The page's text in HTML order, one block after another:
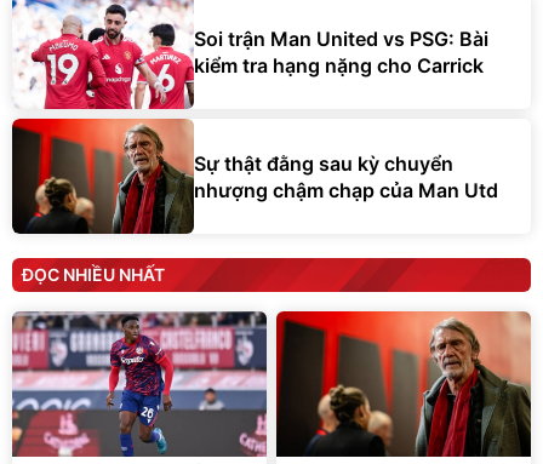
Soi trận Man United vs PSG: Bài
kiểm tra hạng nặng cho Carrick
Sự thật đằng sau kỳ chuyển
nhượng chậm chạp của Man Utd
ĐỌC NHIỀU NHẤT